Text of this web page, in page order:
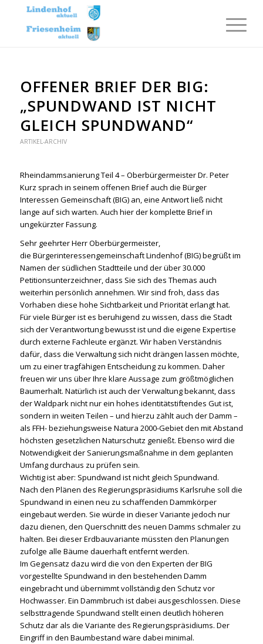
OFFENER BRIEF DER BIG:
„SPUNDWAND IST NICHT
GLEICH SPUNDWAND“
ARTIKEL-ARCHIV
Rheindammsanierung Teil 4 – Oberbürgermeister Dr. Peter
Kurz sprach in seinem offenen Brief auch die Bürger
Interessen Gemeinschaft (BIG) an, eine Antwort ließ nicht
lange auf sich warten. Auch hier der komplette Brief in
ungekürzter Fassung.
Sehr geehrter Herr Oberbürgermeister,
die Bürgerinteressengemeinschaft Lindenhof (BIG) begrüßt im
Namen der südlichen Stadtteile und der über 30.000
Petitionsunterzeichner, dass Sie sich des Themas auch
weiterhin persönlich annehmen. Wir sind froh, dass das
Vorhaben diese hohe Sichtbarkeit und Priorität erlangt hat.
Für viele Bürger ist es beruhigend zu wissen, dass die Stadt
sich der Verantwortung bewusst ist und die eigene Expertise
durch externe Fachleute ergänzt. Wir haben Verständnis
dafür, dass die Verwaltung sich nicht drängen lassen möchte,
um zu einer tragfähigen Entscheidung zu kommen. Daher
freuen wir uns über Ihre klare Aussage zum größtmöglichen
Baumerhalt. Natürlich ist auch der Verwaltung bekannt, dass
der Waldpark nicht nur ein hohes identitätstiftendes Gut ist,
sondern in weiten Teilen – und hierzu zählt auch der Damm –
als FFH- beziehungsweise Natura 2000-Gebiet den mit Abstand
höchsten gesetzlichen Naturschutz genießt. Ebenso wird die
Notwendigkeit der Sanierungsmaßnahme in dem geplanten
Umfang durchaus zu prüfen sein.
Wichtig ist aber: Spundwand ist nicht gleich Spundwand.
Nach den Plänen des Regierungspräsidiums Karlsruhe soll die
Spundwand in einen neu zu schaffenden Dammkörper
eingebaut werden. Sie würde in dieser Variante jedoch nur
dazu dienen, den Querschnitt des neuen Damms schmaler zu
halten. Bei dieser Erdbauvariante müssten den Planungen
zufolge alle Bäume dauerhaft entfernt werden.
Im Gegensatz dazu wird die von den Experten der BIG
vorgestellte Spundwand in den bestehenden Damm
eingebracht und übernimmt vollständig den Schutz vor
Hochwasser. Ein Dammbruch ist dabei ausgeschlossen. Diese
selbsttragende Spundwand stellt einen deutlich höheren
Schutz dar als die Variante des Regierungspräsidiums. Der
Eingriff in den Baumbestand wäre dabei minimal.